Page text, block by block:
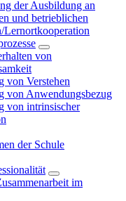
der Ausbildung an
und betrieblichen
Lernortkooperation
von
von Verstehen
von Anwendungsbezug
von intrinsischer
der Schule
im